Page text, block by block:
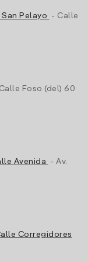
Pelayo
- Calle
Foso (del) 60
Avenida
- Av.
Corregidores